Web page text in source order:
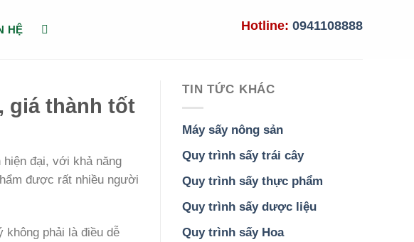
HỆ Hotline: 0941108888
giá thành tốt
đại, với khả năng
được rất nhiều người
phải là điều dễ
TIN TỨC KHÁC
Máy sấy nông sản
Quy trình sấy trái cây
Quy trình sấy thực phẩm
Quy trình sấy dược liệu
Quy trình sấy Hoa